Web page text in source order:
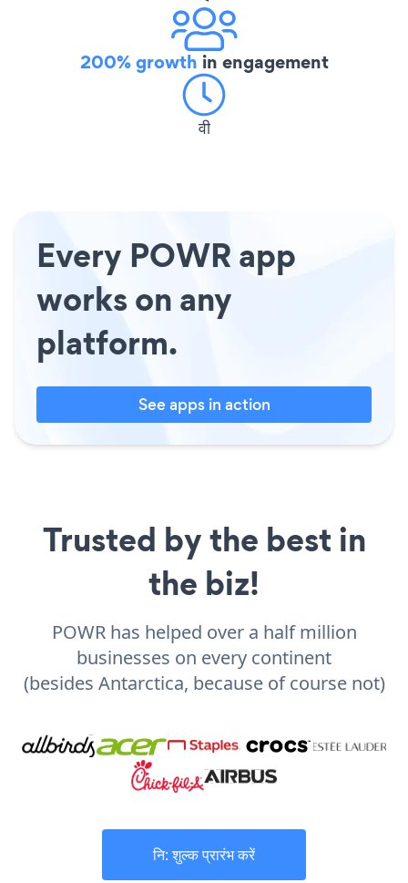
200% growth in engagement
वी
Every POWR app
works on any
platform.
See apps in action
Trusted by the best in
the biz!
POWR has helped over a half million
businesses on every continent
(besides Antarctica, because of course not)
नि: शुल्क प्रारंभ करें